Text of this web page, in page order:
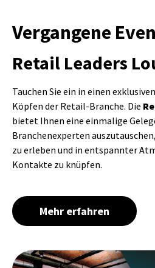
Vergangene
Retail Leaders
Tauchen Sie ein in einen
Köpfen der Retail-Branche. Die
bietet Ihnen eine einmalige
Branchenexperten
zu erleben und in entspannter
Kontakte zu knüpfen.
Mehr erfahren